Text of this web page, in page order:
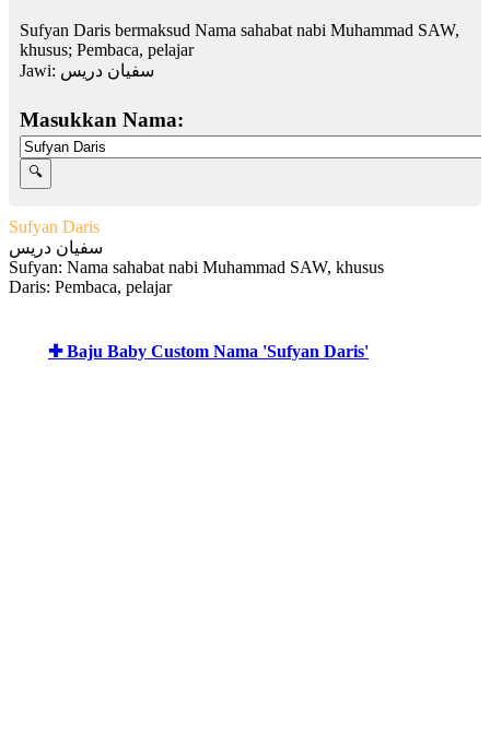
Sufyan Daris bermaksud Nama sahabat nabi Muhammad SAW,
khusus; Pembaca, pelajar
Jawi: سفیان دريس
Masukkan Nama:
Sufyan Daris
سفیان دريس
Sufyan: Nama sahabat nabi Muhammad SAW, khusus
Daris: Pembaca, pelajar
✚ Baju Baby Custom Nama 'Sufyan Daris'